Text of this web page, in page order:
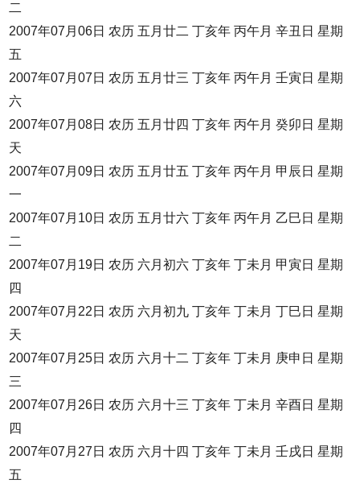
二
2007年07月06日 农历 五月廿二 丁亥年 丙午月 辛丑日 星期
五
2007年07月07日 农历 五月廿三 丁亥年 丙午月 壬寅日 星期
六
2007年07月08日 农历 五月廿四 丁亥年 丙午月 癸卯日 星期
天
2007年07月09日 农历 五月廿五 丁亥年 丙午月 甲辰日 星期
一
2007年07月10日 农历 五月廿六 丁亥年 丙午月 乙巳日 星期
二
2007年07月19日 农历 六月初六 丁亥年 丁未月 甲寅日 星期
四
2007年07月22日 农历 六月初九 丁亥年 丁未月 丁巳日 星期
天
2007年07月25日 农历 六月十二 丁亥年 丁未月 庚申日 星期
三
2007年07月26日 农历 六月十三 丁亥年 丁未月 辛酉日 星期
四
2007年07月27日 农历 六月十四 丁亥年 丁未月 壬戌日 星期
五